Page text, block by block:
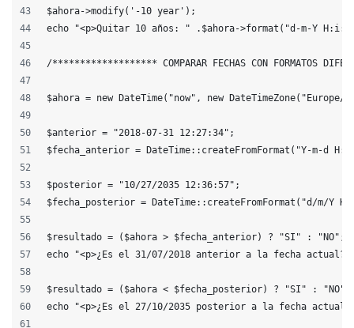
$ahora->modify('-10 year');
echo "<p>Quitar 10 años: " .$ahora->format("d-m-Y
/******************* COMPARAR FECHAS CON FORMATOS
$ahora = new DateTime("now", new
$anterior = "2018-07-31 12:27:34";
$fecha_anterior = DateTime::createFromFormat("Y-m-d
$posterior = "10/27/2035 12:36:57";
$fecha_posterior = DateTime::createFromFormat("d/m/Y
$resultado = ($ahora > $fecha_anterior) ? "SI" : "NO";
echo "<p>¿Es el 31/07/2018 anterior a la fecha
$resultado = ($ahora < $fecha_posterior) ? "SI" : "NO";
echo "<p>¿Es el 27/10/2035 posterior a la fecha